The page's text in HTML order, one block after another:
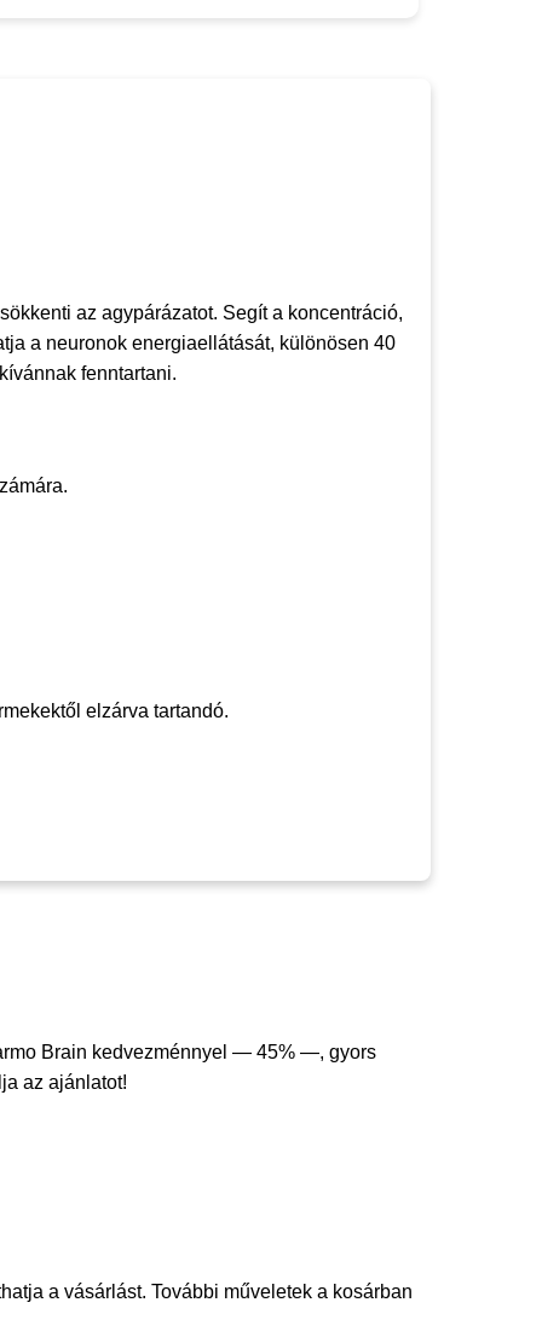
az agypárázatot. Segít a koncentráció,
a neuronok energiaellátását, különösen 40
fenntartani.
elzárva tartandó.
Brain kedvezménnyel — 45% —, gyors
az ajánlatot!
a vásárlást. További műveletek a kosárban